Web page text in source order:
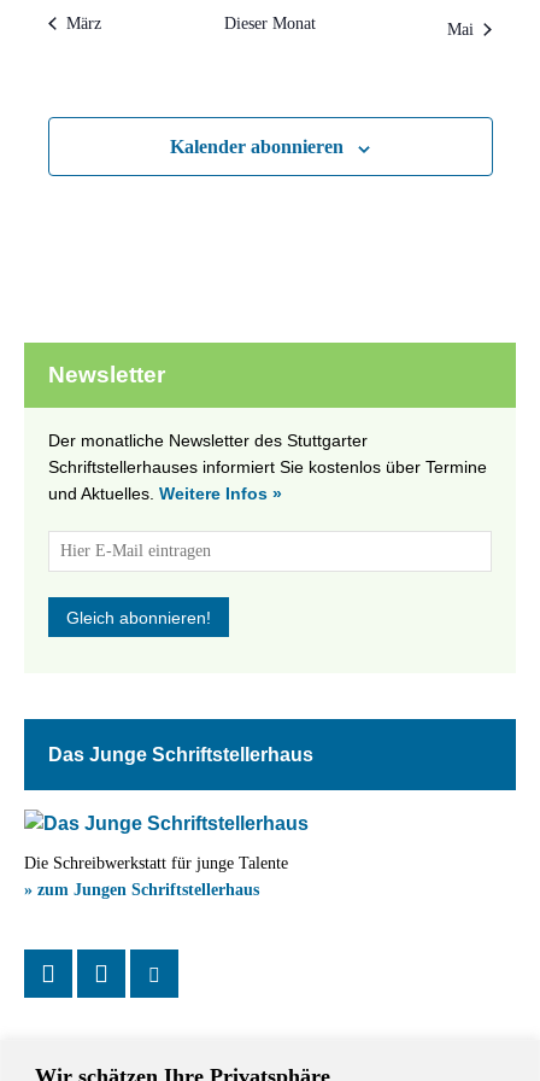
Wir schätzen Ihre Privatsphäre
März Dieser Monat Mai
Kalender abonnieren
Newsletter
Der monatliche Newsletter des Stuttgarter
Schriftstellerhauses informiert Sie kostenlos über Termine
und Aktuelles. Weitere Infos »
Das Junge Schriftstellerhaus
Die Schreibwerkstatt für junge Talente
» zum Jungen Schriftstellerhaus